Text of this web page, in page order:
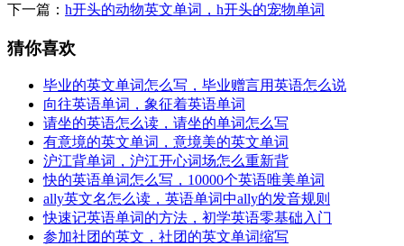
下一篇： h开头的动物英文单词，h开头的宠物单词
猜你喜欢
毕业的英文单词怎么写，毕业赠言用英语怎么说
向往英语单词，象征着英语单词
请坐的英语怎么读，请坐的单词怎么写
有意境的英文单词，意境美的英文单词
沪江背单词，沪江开心词场怎么重新背
快的英语单词怎么写，10000个英语唯美单词
ally英文名怎么读，英语单词中ally的发音规则
快速记英语单词的方法，初学英语零基础入门
参加社团的英文，社团的英文单词缩写